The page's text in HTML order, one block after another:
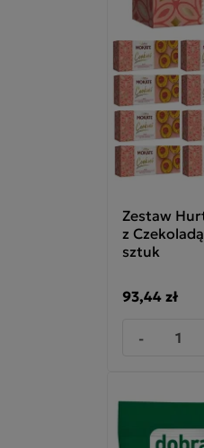
Zestaw
z
sztuk
93,44 zł
-